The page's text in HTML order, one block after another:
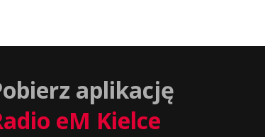
aplikację
eM Kielce